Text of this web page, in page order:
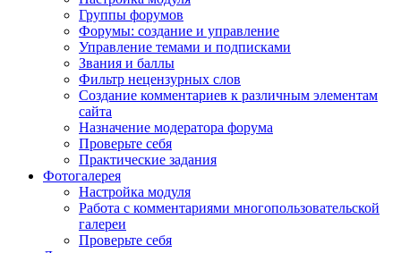
Группы форумов
Форумы: создание и управление
Управление темами и подписками
Звания и баллы
Фильтр нецензурных слов
Создание комментариев к различным элементам
сайта
Назначение модератора форума
Проверьте себя
Практические задания
Фотогалерея
Настройка модуля
Работа с комментариями многопользовательской
галереи
Проверьте себя